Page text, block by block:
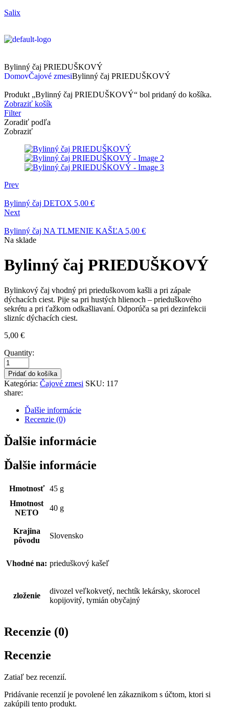
Salix
Bylinný čaj PRIEDUŠKOVÝ
DomovČajové zmesiBylinný čaj PRIEDUŠKOVÝ
Produkt „Bylinný čaj PRIEDUŠKOVÝ“ bol pridaný do košíka.
Zobraziť košík
Filter
Zoradiť podľa
Zobraziť
Prev
Bylinný čaj DETOX 5,00 €
Next
Bylinný čaj NA TLMENIE KAŠĽA 5,00 €
Na sklade
Bylinný čaj PRIEDUŠKOVÝ
Bylinkový čaj vhodný pri prieduškovom kašli a pri zápale
dýchacích ciest. Pije sa pri hustých hlienoch – prieduškového
sekrétu a pri ťažkom odkašliavaní. Odporúča sa pri dezinfekcii
slizníc dýchacích ciest.
5,00 €
Quantity:
Pridať do košíka
Kategória: Čajové zmesi SKU: 117
share:
Ďalšie informácie
Recenzie (0)
Ďalšie informácie
Ďalšie informácie
Hmotnosť
45 g
Hmotnost
NETO
40 g
Krajina
pôvodu
Slovensko
Vhodné na: prieduškový kašeľ
zloženie
divozel veľkokvetý, nechtík lekársky, skorocel
kopijovitý, tymián obyčajný
Recenzie (0)
Recenzie
Zatiaľ bez recenzií.
Pridávanie recenzií je povolené len zákaznikom s účtom, ktori si
zakúpili tento produkt.